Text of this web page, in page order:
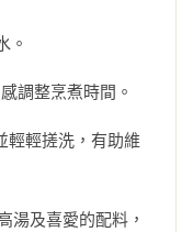
。
調整烹煮時間。
輕輕搓洗，有助維
湯及喜愛的配料，